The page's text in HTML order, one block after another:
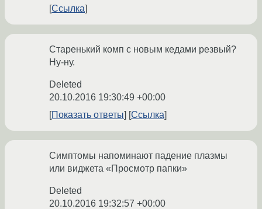
Ссылка
Старенький комп с новым кедами резвый?
Ну-ну.
Deleted
20.10.2016 19:30:49 +00:00
Показать ответы
Ссылка
Симптомы напоминают падение плазмы
или виджета «Просмотр папки»
Deleted
20.10.2016 19:32:57 +00:00